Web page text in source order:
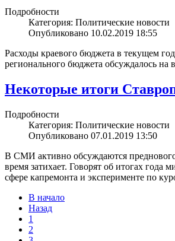
Подробности
Категория: Политические новости
Опубликовано 10.02.2019 18:55
Расходы краевого бюджета в текущем
регионального бюджета обсуждалось на
Некоторые итоги
Подробности
Категория: Политические новости
Опубликовано 07.01.2019 13:50
В СМИ активно обсуждаются
время затихает. Говорят об итогах
сфере капремонта и эксперименте по
В начало
Назад
1
2